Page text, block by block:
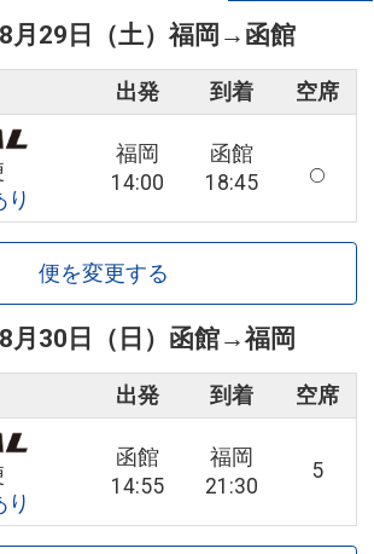
月29日（土）福岡 → 函館
出発 到着 空席
り
福岡
14:00
函館
18:45
便を変更する
30日（日） 函館→福岡
出発 到着 空席
り
函館
14:55
福岡
21:30
5